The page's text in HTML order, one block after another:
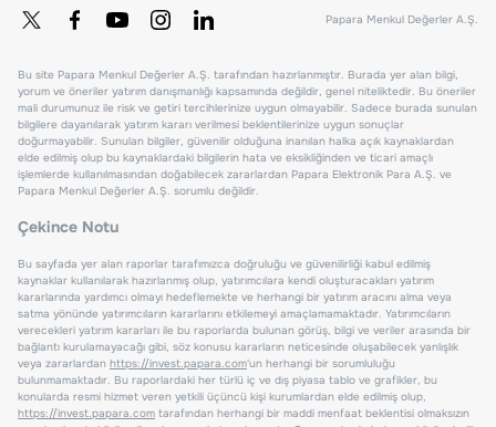
Papara Menkul Değerler A.Ş.
Bu site Papara Menkul Değerler A.Ş. tarafından hazırlanmıştır. Burada yer alan bilgi,
yorum ve öneriler yatırım danışmanlığı kapsamında değildir, genel niteliktedir. Bu öneriler
mali durumunuz ile risk ve getiri tercihlerinize uygun olmayabilir. Sadece burada sunulan
bilgilere dayanılarak yatırım kararı verilmesi beklentilerinize uygun sonuçlar
doğurmayabilir. Sunulan bilgiler, güvenilir olduğuna inanılan halka açık kaynaklardan
elde edilmiş olup bu kaynaklardaki bilgilerin hata ve eksikliğinden ve ticari amaçlı
işlemlerde kullanılmasından doğabilecek zararlardan Papara Elektronik Para A.Ş. ve
Papara Menkul Değerler A.Ş. sorumlu değildir.
Çekince Notu
Bu sayfada yer alan raporlar tarafımızca doğruluğu ve güvenilirliği kabul edilmiş
kaynaklar kullanılarak hazırlanmış olup, yatırımcılara kendi oluşturacakları yatırım
kararlarında yardımcı olmayı hedeflemekte ve herhangi bir yatırım aracını alma veya
satma yönünde yatırımcıların kararlarını etkilemeyi amaçlamamaktadır. Yatırımcıların
verecekleri yatırım kararları ile bu raporlarda bulunan görüş, bilgi ve veriler arasında bir
bağlantı kurulamayacağı gibi, söz konusu kararların neticesinde oluşabilecek yanlışlık
veya zararlardan https://invest.papara.com'un herhangi bir sorumluluğu
bulunmamaktadır. Bu raporlardaki her türlü iç ve dış piyasa tablo ve grafikler, bu
konularda resmi hizmet veren yetkili üçüncü kişi kurumlardan elde edilmiş olup,
https://invest.papara.com tarafından herhangi bir maddi menfaat beklentisi olmaksızın